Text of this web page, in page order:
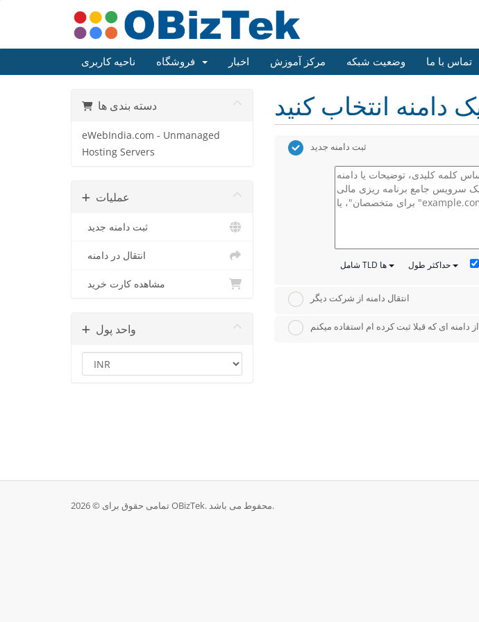
ناحیه کاربری اخبار مرکز آموزش وضعیت شبکه تماس با ما
دسته بندی ها
eWebIndia.com - Unmanaged
Hosting Servers
عملیات
ثبت دامنه جدید
انتقال در دامنه
مشاهده کارت خرید
واحد پول
ثبت دامنه جدید
شامل TLD ها حداکثر طول
انتقال دامنه از شرکت دیگر
از دامنه ای که قبلا ثبت کرده ام استفاده میکنم
تمامی حقوق برای © 2026 OBizTek. محفوط می باشد.